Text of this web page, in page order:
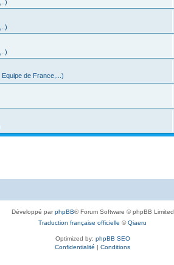
de France,...)
Développé parphpBB® Forum Software © phpBB Limited
Traduction française officielle ©Qiaeru
Optimized by: phpBB SEO
Confidentialité | Conditions